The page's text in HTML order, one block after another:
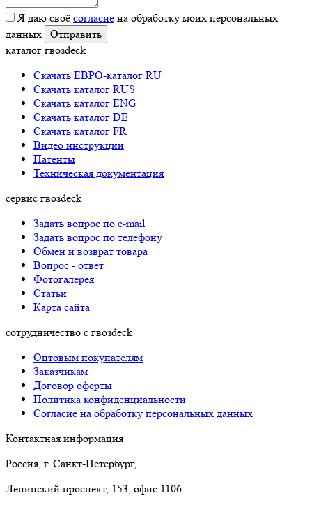
Я даю своё согласие на обработку моих персональных
данных
каталог гвозdeck
Скачать ЕВРО-каталог RU
Скачать каталог RUS
Cкачать каталог ENG
Cкачать каталог DE
Cкачать каталог FR
Видео инструкции
Патенты
Техническая документация
сервис гвозdeck
Задать вопрос по e-mail
Задать вопрос по телефону
Обмен и возврат товара
Вопрос - ответ
Фотогалерея
Статьи
Карта сайта
сотрудничество с гвозdeck
Оптовым покупателям
Заказчикам
Договор оферты
Политика конфиденциальности
Согласие на обработку персональных данных
Контактная информация
Россия, г. Санкт-Петербург,
Ленинский проспект, 153, офис 1106